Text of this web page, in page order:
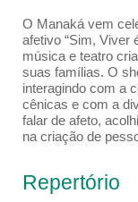
O Manaká vem
afetivo “Sim, Viver
música e teatro
suas famílias. O
interagindo com a
cênicas e com a
falar de afeto,
na criação de
Repertório